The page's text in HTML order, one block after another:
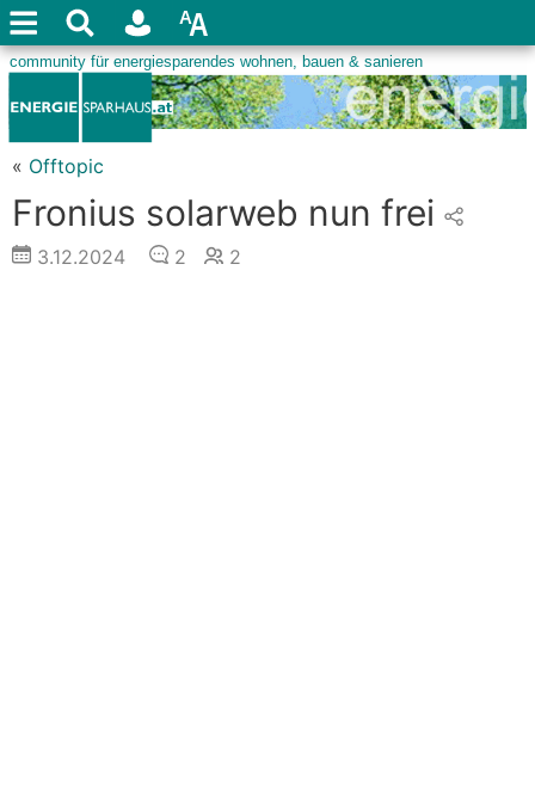
« Offtopic
Fronius solarweb nun frei
3.12.2024 2 2